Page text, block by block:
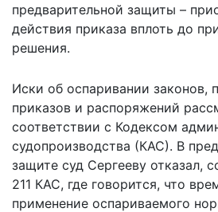
предварительной защиты –
действия приказа вплоть до
решения.
Иски об оспаривании законов,
приказов и распоряжений
соответствии с Кодексом
судопроизводства (КАС). В
защите суд Сергееву отказал,
211 КАС, где говорится, что
применение оспариваемого